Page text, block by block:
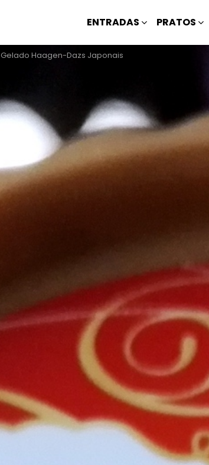
ENTRADAS PRATOS
Gelado Haagen-Dazs Japonais